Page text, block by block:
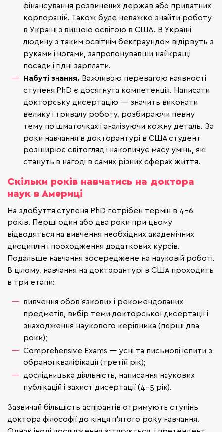
фінансування розвинених держав або приватних
корпорацій. Також буде неважко знайти роботу
в Україні з вищою освітою в США. В Україні
людину з таким освітнім бекграундом відірвуть з
руками і ногами, запропонувавши найкращі
посади і гідні зарплати.
Набуті знання. Важливою перевагою наявності
ступеня PhD є досягнута компетенція. Написати
докторську дисертацію — значить виконати
велику і тривалу роботу, розбираючи певну
тему по шматочках і аналізуючи кожну деталь. За
роки навчання в докторантурі в США студент
розширює світогляд і накопичує масу умінь, які
стануть в нагоді в самих різних сферах життя.
Скільки років навчатись на доктора
наук в Америці
На здобуття ступеня PhD потрібен термін в 4-6
років. Перші один або два роки при цьому
відводяться на вивчення необхідних академічних
дисциплін і проходження додаткових курсів.
Подальше навчання зосереджене на науковій роботі.
В цілому, навчання на докторантурі в США проходить
в три етапи:
вивчення обов'язкових і рекомендованих
предметів, вибір теми докторської дисертації і
знаходження наукового керівника (перші два
роки);
Comprehensive Exams — усні та письмові іспити з
обраної кваліфікації (третій рік);
дослідницька діяльність, написання наукових
публікацій і захист дисертації (4-5 рік).
Зазвичай більшість аспірантів отримують ступінь
доктора філософії до кінця п'ятого року навчання.